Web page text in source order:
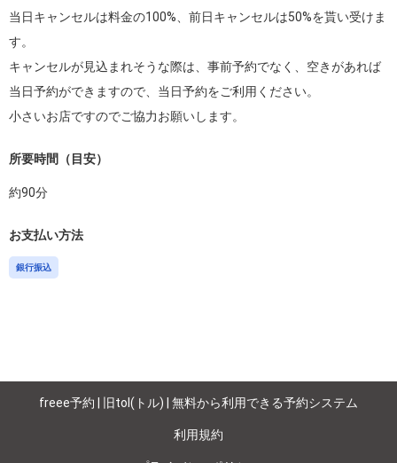
当日キャンセルは料金の100%、前日キャンセルは50%を貰い受けま
す。
キャンセルが見込まれそうな際は、事前予約でなく、空きがあれば
当日予約ができますので、当日予約をご利用ください。
小さいお店ですのでご協力お願いします。
所要時間（目安）
約90分
お支払い方法
銀行振込
freee予約 | 旧tol(トル) | 無料から利用できる予約システム
利用規約